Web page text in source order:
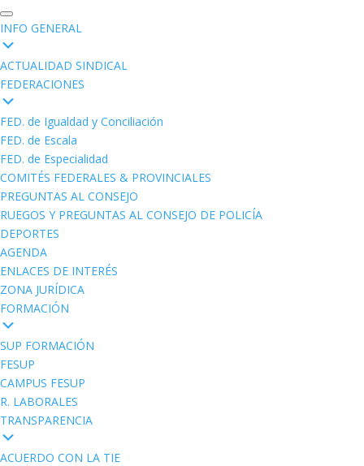
INFO GENERAL
ACTUALIDAD SINDICAL
FEDERACIONES
FED. de Igualdad y Conciliación
FED. de Escala
FED. de Especialidad
COMITÉS FEDERALES & PROVINCIALES
PREGUNTAS AL CONSEJO
RUEGOS Y PREGUNTAS AL CONSEJO DE POLICÍA
DEPORTES
AGENDA
ENLACES DE INTERÉS
ZONA JURÍDICA
FORMACIÓN
SUP FORMACIÓN
FESUP
CAMPUS FESUP
R. LABORALES
TRANSPARENCIA
ACUERDO CON LA TIE